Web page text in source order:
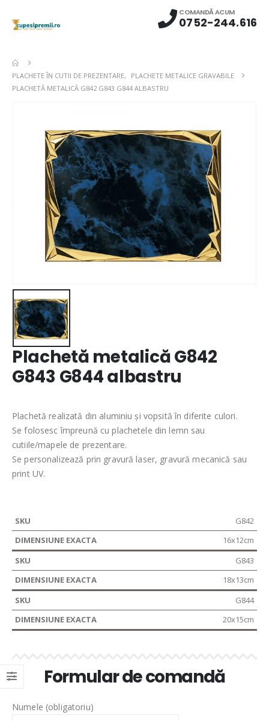
COMANDĂ ACUM
0752-244.616
PLACHETE ÎN CUTII DE PREZENTARE,
PLACHETE METALICE GRAVABILE
PLACHETĂ METALICĂ G842 G843 G844 ALBASTRU
Plachetă metalică G842
G843 G844 albastru
Plachetă realizată din aluminiu și vopsită în diferite culori.
Se folosesc împreună cu plachetele din lemn sau
cutiile/mapele de prezentare.
Se personalizează prin gravură laser, gravură mecanică sau
print UV.
G842
16x12cm
G843
18x13cm
G844
20x15cm
Formular de comandă
Numele (obligatoriu)